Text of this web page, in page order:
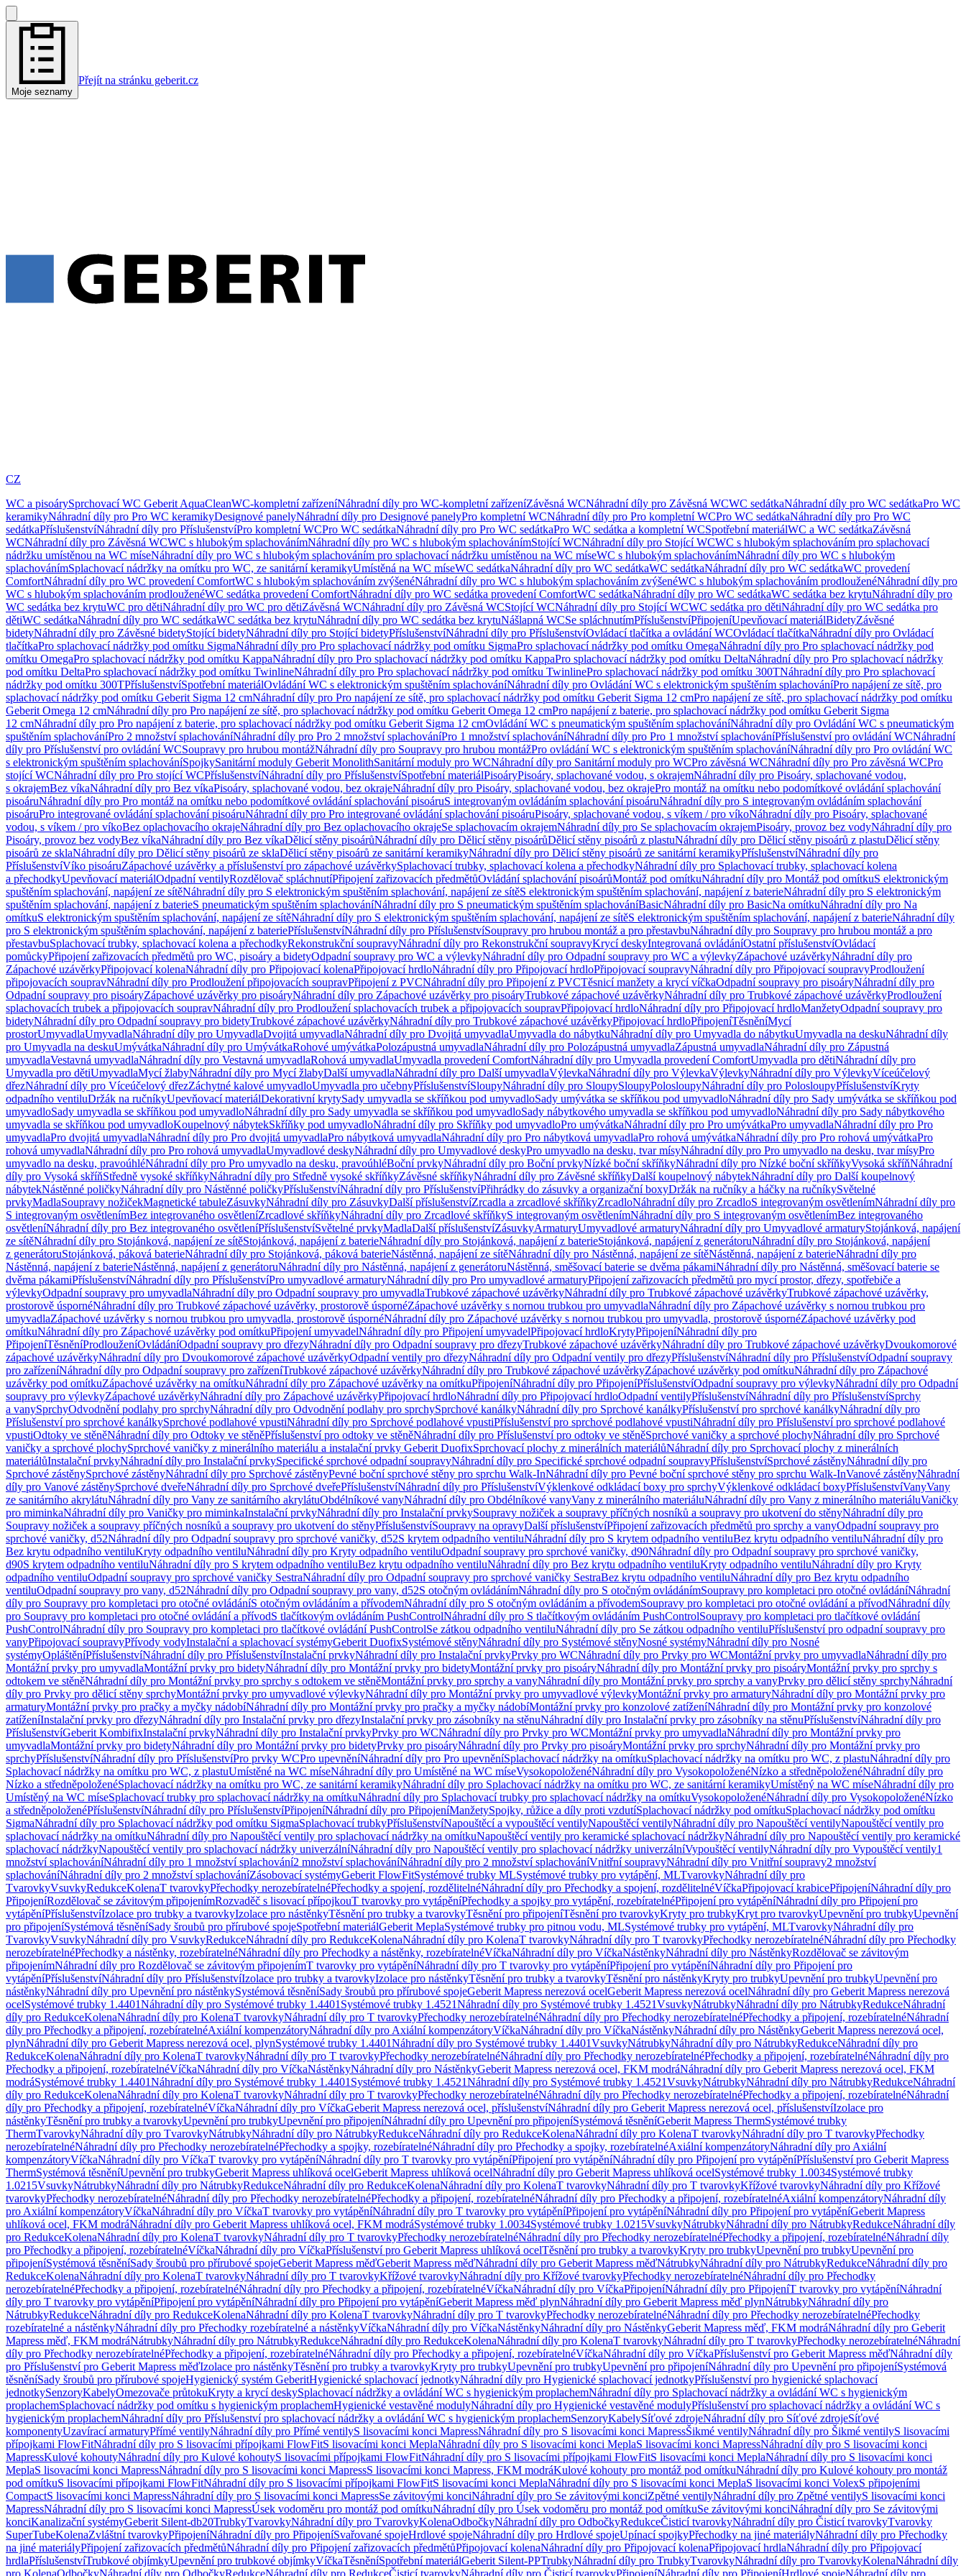
Moje seznamy
Přejít na stránku geberit.cz
CZ
WC a pisoárySprchovací WC Geberit AquaCleanWC-kompletní zařízeníNáhradní díly pro WC-kompletní zařízeníZávěsná WCNáhradní díly pro Závěsná WCWC sedátkaNáhradní díly pro WC sedátkaPro WC
keramikyNáhradní díly pro Pro WC keramikyDesignové panelyNáhradní díly pro Designové panelyPro kompletní WCNáhradní díly pro Pro kompletní WCPro WC sedátkaNáhradní díly pro Pro WC
sedátkaPříslušenstvíNáhradní díly pro PříslušenstvíPro kompletní WCPro WC sedátkaNáhradní díly pro Pro WC sedátkaPro WC sedátka a kompletní WCSpotřební materiálWC a WC sedátkaZávěsná
WCNáhradní díly pro Závěsná WCWC s hlubokým splachovánímNáhradní díly pro WC s hlubokým splachovánímStojící WCNáhradní díly pro Stojící WCWC s hlubokým splachováním pro splachovací
nádržku umístěnou na WC míseNáhradní díly pro WC s hlubokým splachováním pro splachovací nádržku umístěnou na WC míseWC s hlubokým splachovánímNáhradní díly pro WC s hlubokým
splachovánímSplachovací nádržky na omítku pro WC, ze sanitární keramikyUmístěná na WC míseWC sedátkaNáhradní díly pro WC sedátkaWC sedátkaNáhradní díly pro WC sedátkaWC provedení
ComfortNáhradní díly pro WC provedení ComfortWC s hlubokým splachováním zvýšenéNáhradní díly pro WC s hlubokým splachováním zvýšenéWC s hlubokým splachováním prodlouženéNáhradní díly pro
WC s hlubokým splachováním prodlouženéWC sedátka provedení ComfortNáhradní díly pro WC sedátka provedení ComfortWC sedátkaNáhradní díly pro WC sedátkaWC sedátka bez krytuNáhradní díly pro
WC sedátka bez krytuWC pro dětiNáhradní díly pro WC pro dětiZávěsná WCNáhradní díly pro Závěsná WCStojící WCNáhradní díly pro Stojící WCWC sedátka pro dětiNáhradní díly pro WC sedátka pro
dětiWC sedátkaNáhradní díly pro WC sedátkaWC sedátka bez krytuNáhradní díly pro WC sedátka bez krytuNášlapná WCSe spláchnutímPříslušenstvíPřipojeníUpevňovací materiálBidetyZávěsné
bidetyNáhradní díly pro Závěsné bidetyStojící bidetyNáhradní díly pro Stojící bidetyPříslušenstvíNáhradní díly pro PříslušenstvíOvládací tlačítka a ovládání WCOvládací tlačítkaNáhradní díly pro Ovládací
tlačítkaPro splachovací nádržky pod omítku SigmaNáhradní díly pro Pro splachovací nádržky pod omítku SigmaPro splachovací nádržky pod omítku OmegaNáhradní díly pro Pro splachovací nádržky pod
omítku OmegaPro splachovací nádržky pod omítku KappaNáhradní díly pro Pro splachovací nádržky pod omítku KappaPro splachovací nádržky pod omítku DeltaNáhradní díly pro Pro splachovací nádržky
pod omítku DeltaPro splachovací nádržky pod omítku TwinlineNáhradní díly pro Pro splachovací nádržky pod omítku TwinlinePro splachovací nádržky pod omítku 300TNáhradní díly pro Pro splachovací
nádržky pod omítku 300TPříslušenstvíSpotřební materiálOvládání WC s elektronickým spuštěním splachováníNáhradní díly pro Ovládání WC s elektronickým spuštěním splachováníPro napájení ze sítě, pro
splachovací nádržky pod omítku Geberit Sigma 12 cmNáhradní díly pro Pro napájení ze sítě, pro splachovací nádržky pod omítku Geberit Sigma 12 cmPro napájení ze sítě, pro splachovací nádržky pod omítku
Geberit Omega 12 cmNáhradní díly pro Pro napájení ze sítě, pro splachovací nádržky pod omítku Geberit Omega 12 cmPro napájení z baterie, pro splachovací nádržky pod omítku Geberit Sigma
12 cmNáhradní díly pro Pro napájení z baterie, pro splachovací nádržky pod omítku Geberit Sigma 12 cmOvládání WC s pneumatickým spuštěním splachováníNáhradní díly pro Ovládání WC s pneumatickým
spuštěním splachováníPro 2 množství splachováníNáhradní díly pro Pro 2 množství splachováníPro 1 množství splachováníNáhradní díly pro Pro 1 množství splachováníPříslušenství pro ovládání WCNáhradní
díly pro Příslušenství pro ovládání WCSoupravy pro hrubou montážNáhradní díly pro Soupravy pro hrubou montážPro ovládání WC s elektronickým spuštěním splachováníNáhradní díly pro Pro ovládání WC
s elektronickým spuštěním splachováníSpojkySanitární moduly Geberit MonolithSanitární moduly pro WCNáhradní díly pro Sanitární moduly pro WCPro závěsná WCNáhradní díly pro Pro závěsná WCPro
stojící WCNáhradní díly pro Pro stojící WCPříslušenstvíNáhradní díly pro PříslušenstvíSpotřební materiálPisoáryPisoáry, splachované vodou, s okrajemNáhradní díly pro Pisoáry, splachované vodou,
s okrajemBez víkaNáhradní díly pro Bez víkaPisoáry, splachované vodou, bez okrajeNáhradní díly pro Pisoáry, splachované vodou, bez okrajePro montáž na omítku nebo podomítkové ovládání splachování
pisoáruNáhradní díly pro Pro montáž na omítku nebo podomítkové ovládání splachování pisoáruS integrovaným ovládáním splachování pisoáruNáhradní díly pro S integrovaným ovládáním splachování
pisoáruPro integrované ovládání splachování pisoáruNáhradní díly pro Pro integrované ovládání splachování pisoáruPisoáry, splachované vodou, s víkem / pro víkoNáhradní díly pro Pisoáry, splachované
vodou, s víkem / pro víkoBez oplachovacího okrajeNáhradní díly pro Bez oplachovacího okrajeSe splachovacím okrajemNáhradní díly pro Se splachovacím okrajemPisoáry, provoz bez vodyNáhradní díly pro
Pisoáry, provoz bez vodyBez víkaNáhradní díly pro Bez víkaDělicí stěny pisoárůNáhradní díly pro Dělicí stěny pisoárůDělicí stěny pisoárů z plastuNáhradní díly pro Dělicí stěny pisoárů z plastuDělicí stěny
pisoárů ze sklaNáhradní díly pro Dělicí stěny pisoárů ze sklaDělicí stěny pisoárů ze sanitární keramikyNáhradní díly pro Dělicí stěny pisoárů ze sanitární keramikyPříslušenstvíNáhradní díly pro
PříslušenstvíVíko pisoáruZápachové uzávěrky a příslušenství pro zápachové uzávěrkySplachovací trubky, splachovací kolena a přechodkyNáhradní díly pro Splachovací trubky, splachovací kolena
a přechodkyUpevňovací materiálOdpadní ventilyRozdělovač spláchnutíPřipojení zařizovacích předmětůOvládání splachování pisoárůMontáž pod omítkuNáhradní díly pro Montáž pod omítkuS elektronickým
spuštěním splachování, napájení ze sítěNáhradní díly pro S elektronickým spuštěním splachování, napájení ze sítěS elektronickým spuštěním splachování, napájení z baterieNáhradní díly pro S elektronickým
spuštěním splachování, napájení z baterieS pneumatickým spuštěním splachováníNáhradní díly pro S pneumatickým spuštěním splachováníBasicNáhradní díly pro BasicNa omítkuNáhradní díly pro Na
omítkuS elektronickým spuštěním splachování, napájení ze sítěNáhradní díly pro S elektronickým spuštěním splachování, napájení ze sítěS elektronickým spuštěním splachování, napájení z baterieNáhradní díly
pro S elektronickým spuštěním splachování, napájení z bateriePříslušenstvíNáhradní díly pro PříslušenstvíSoupravy pro hrubou montáž a pro přestavbuNáhradní díly pro Soupravy pro hrubou montáž a pro
přestavbuSplachovací trubky, splachovací kolena a přechodkyRekonstrukční soupravyNáhradní díly pro Rekonstrukční soupravyKrycí deskyIntegrovaná ovládáníOstatní příslušenstvíOvládací
pomůckyPřipojení zařizovacích předmětů pro WC, pisoáry a bidetyOdpadní soupravy pro WC a výlevkyNáhradní díly pro Odpadní soupravy pro WC a výlevkyZápachové uzávěrkyNáhradní díly pro
Zápachové uzávěrkyPřipojovací kolenaNáhradní díly pro Připojovací kolenaPřipojovací hrdloNáhradní díly pro Připojovací hrdloPřipojovací soupravyNáhradní díly pro Připojovací soupravyProdloužení
připojovacích soupravNáhradní díly pro Prodloužení připojovacích soupravPřipojení z PVCNáhradní díly pro Připojení z PVCTěsnicí manžety a krycí víčkaOdpadní soupravy pro pisoáryNáhradní díly pro
Odpadní soupravy pro pisoáryZápachové uzávěrky pro pisoáryNáhradní díly pro Zápachové uzávěrky pro pisoáryTrubkové zápachové uzávěrkyNáhradní díly pro Trubkové zápachové uzávěrkyProdloužení
splachovacích trubek a připojovacích soupravNáhradní díly pro Prodloužení splachovacích trubek a připojovacích soupravPřipojovací hrdloNáhradní díly pro Připojovací hrdloManžetyOdpadní soupravy pro
bidetyNáhradní díly pro Odpadní soupravy pro bidetyTrubkové zápachové uzávěrkyNáhradní díly pro Trubkové zápachové uzávěrkyPřipojovací hrdloPřipojeníTěsněníMycí
prostorUmyvadlaUmyvadlaNáhradní díly pro UmyvadlaDvojitá umyvadlaNáhradní díly pro Dvojitá umyvadlaUmyvadla do nábytkuNáhradní díly pro Umyvadla do nábytkuUmyvadla na deskuNáhradní díly
pro Umyvadla na deskuUmývátkaNáhradní díly pro UmývátkaRohové umývátkaPolozápustná umyvadlaNáhradní díly pro Polozápustná umyvadlaZápustná umyvadlaNáhradní díly pro Zápustná
umyvadlaVestavná umyvadlaNáhradní díly pro Vestavná umyvadlaRohová umyvadlaUmyvadla provedení ComfortNáhradní díly pro Umyvadla provedení ComfortUmyvadla pro dětiNáhradní díly pro
Umyvadla pro dětiUmyvadlaMycí žlabyNáhradní díly pro Mycí žlabyDalší umyvadlaNáhradní díly pro Další umyvadlaVýlevkaNáhradní díly pro VýlevkaVýlevkyNáhradní díly pro VýlevkyVíceúčelový
dřezNáhradní díly pro Víceúčelový dřezZáchytné kalové umyvadloUmyvadla pro učebnyPříslušenstvíSloupyNáhradní díly pro SloupySloupyPolosloupyNáhradní díly pro PolosloupyPříslušenstvíKryty
odpadního ventiluDržák na ručníkyUpevňovací materiálDekorativní krytySady umyvadla se skříňkou pod umyvadloSady umývátka se skříňkou pod umyvadloNáhradní díly pro Sady umývátka se skříňkou pod
umyvadloSady umyvadla se skříňkou pod umyvadloNáhradní díly pro Sady umyvadla se skříňkou pod umyvadloSady nábytkového umyvadla se skříňkou pod umyvadloNáhradní díly pro Sady nábytkového
umyvadla se skříňkou pod umyvadloKoupelnový nábytekSkříňky pod umyvadloNáhradní díly pro Skříňky pod umyvadloPro umývátkaNáhradní díly pro Pro umývátkaPro umyvadlaNáhradní díly pro Pro
umyvadlaPro dvojitá umyvadlaNáhradní díly pro Pro dvojitá umyvadlaPro nábytková umyvadlaNáhradní díly pro Pro nábytková umyvadlaPro rohová umývátkaNáhradní díly pro Pro rohová umývátkaPro
rohová umyvadlaNáhradní díly pro Pro rohová umyvadlaUmyvadlové deskyNáhradní díly pro Umyvadlové deskyPro umyvadlo na desku, tvar mísyNáhradní díly pro Pro umyvadlo na desku, tvar mísyPro
umyvadlo na desku, pravoúhléNáhradní díly pro Pro umyvadlo na desku, pravoúhléBoční prvkyNáhradní díly pro Boční prvkyNízké boční skříňkyNáhradní díly pro Nízké boční skříňkyVysoká skříňNáhradní
díly pro Vysoká skříňStředně vysoké skříňkyNáhradní díly pro Středně vysoké skříňkyZávěsné skříňkyNáhradní díly pro Závěsné skříňkyDalší koupelnový nábytekNáhradní díly pro Další koupelnový
nábytekNástěnné poličkyNáhradní díly pro Nástěnné poličkyPříslušenstvíNáhradní díly pro PříslušenstvíPřihrádky do zásuvky a organizační boxyDržák na ručníky a háčky na ručníkySvětelné
prvkyMadlaSoupravy nožičekMagnetické tabuleZásuvkyNáhradní díly pro ZásuvkyDalší příslušenstvíZrcadla a zrcadlové skříňkyZrcadloNáhradní díly pro ZrcadloS integrovaným osvětlenímNáhradní díly pro
S integrovaným osvětlenímBez integrovaného osvětleníZrcadlové skříňkyNáhradní díly pro Zrcadlové skříňkyS integrovaným osvětlenímNáhradní díly pro S integrovaným osvětlenímBez integrovaného
osvětleníNáhradní díly pro Bez integrovaného osvětleníPříslušenstvíSvětelné prvkyMadlaDalší příslušenstvíZásuvkyArmaturyUmyvadlové armaturyNáhradní díly pro Umyvadlové armaturyStojánková, napájení
ze sítěNáhradní díly pro Stojánková, napájení ze sítěStojánková, napájení z baterieNáhradní díly pro Stojánková, napájení z baterieStojánková, napájení z generátoruNáhradní díly pro Stojánková, napájení
z generátoruStojánková, páková baterieNáhradní díly pro Stojánková, páková baterieNástěnná, napájení ze sítěNáhradní díly pro Nástěnná, napájení ze sítěNástěnná, napájení z baterieNáhradní díly pro
Nástěnná, napájení z baterieNástěnná, napájení z generátoruNáhradní díly pro Nástěnná, napájení z generátoruNástěnná, směšovací baterie se dvěma pákamiNáhradní díly pro Nástěnná, směšovací baterie se
dvěma pákamiPříslušenstvíNáhradní díly pro PříslušenstvíPro umyvadlové armaturyNáhradní díly pro Pro umyvadlové armaturyPřipojení zařizovacích předmětů pro mycí prostor, dřezy, spotřebiče a
výlevkyOdpadní soupravy pro umyvadlaNáhradní díly pro Odpadní soupravy pro umyvadlaTrubkové zápachové uzávěrkyNáhradní díly pro Trubkové zápachové uzávěrkyTrubkové zápachové uzávěrky,
prostorově úspornéNáhradní díly pro Trubkové zápachové uzávěrky, prostorově úspornéZápachové uzávěrky s nornou trubkou pro umyvadlaNáhradní díly pro Zápachové uzávěrky s nornou trubkou pro
umyvadlaZápachové uzávěrky s nornou trubkou pro umyvadla, prostorově úspornéNáhradní díly pro Zápachové uzávěrky s nornou trubkou pro umyvadla, prostorově úspornéZápachové uzávěrky pod
omítkuNáhradní díly pro Zápachové uzávěrky pod omítkuPřipojení umyvadelNáhradní díly pro Připojení umyvadelPřipojovací hrdloKrytyPřipojeníNáhradní díly pro
PřipojeníTěsněníProdlouženíOvládáníOdpadní soupravy pro dřezyNáhradní díly pro Odpadní soupravy pro dřezyTrubkové zápachové uzávěrkyNáhradní díly pro Trubkové zápachové uzávěrkyDvoukomorové
zápachové uzávěrkyNáhradní díly pro Dvoukomorové zápachové uzávěrkyOdpadní ventily pro dřezyNáhradní díly pro Odpadní ventily pro dřezyPříslušenstvíNáhradní díly pro PříslušenstvíOdpadní soupravy
pro zařízeníNáhradní díly pro Odpadní soupravy pro zařízeníTrubkové zápachové uzávěrkyNáhradní díly pro Trubkové zápachové uzávěrkyZápachové uzávěrky pod omítkuNáhradní díly pro Zápachové
uzávěrky pod omítkuZápachové uzávěrky na omítkuNáhradní díly pro Zápachové uzávěrky na omítkuPřipojeníNáhradní díly pro PřipojeníPříslušenstvíOdpadní soupravy pro výlevkyNáhradní díly pro Odpadní
soupravy pro výlevkyZápachové uzávěrkyNáhradní díly pro Zápachové uzávěrkyPřipojovací hrdloNáhradní díly pro Připojovací hrdloOdpadní ventilyPříslušenstvíNáhradní díly pro PříslušenstvíSprchy
a vanySprchyOdvodnění podlahy pro sprchyNáhradní díly pro Odvodnění podlahy pro sprchySprchové kanálkyNáhradní díly pro Sprchové kanálkyPříslušenství pro sprchové kanálkyNáhradní díly pro
Příslušenství pro sprchové kanálkySprchové podlahové vpustiNáhradní díly pro Sprchové podlahové vpustiPříslušenství pro sprchové podlahové vpustiNáhradní díly pro Příslušenství pro sprchové podlahové
vpustiOdtoky ve stěněNáhradní díly pro Odtoky ve stěněPříslušenství pro odtoky ve stěněNáhradní díly pro Příslušenství pro odtoky ve stěněSprchové vaničky a sprchové plochyNáhradní díly pro Sprchové
vaničky a sprchové plochySprchové vaničky z minerálního materiálu a instalační prvky Geberit DuofixSprchovací plochy z minerálních materiálůNáhradní díly pro Sprchovací plochy z minerálních
materiálůInstalační prvkyNáhradní díly pro Instalační prvkySpecifické sprchové odpadní soupravyNáhradní díly pro Specifické sprchové odpadní soupravyPříslušenstvíSprchové zástěnyNáhradní díly pro
Sprchové zástěnySprchové zástěnyNáhradní díly pro Sprchové zástěnyPevné boční sprchové stěny pro sprchu Walk-InNáhradní díly pro Pevné boční sprchové stěny pro sprchu Walk-InVanové zástěnyNáhradní
díly pro Vanové zástěnySprchové dveřeNáhradní díly pro Sprchové dveřePříslušenstvíNáhradní díly pro PříslušenstvíVýklenkové odkládací boxy pro sprchyVýklenkové odkládací boxyPříslušenstvíVanyVany
ze sanitárního akrylátuNáhradní díly pro Vany ze sanitárního akrylátuObdélníkové vanyNáhradní díly pro Obdélníkové vanyVany z minerálního materiáluNáhradní díly pro Vany z minerálního materiáluVaničky
pro miminkaNáhradní díly pro Vaničky pro miminkaInstalační prvkyNáhradní díly pro Instalační prvkySoupravy nožiček a soupravy příčných nosníků a soupravy pro ukotvení do stěnyNáhradní díly pro
Soupravy nožiček a soupravy příčných nosníků a soupravy pro ukotvení do stěnyPříslušenstvíSoupravy na opravyDalší příslušenstvíPřipojení zařizovacích předmětů pro sprchy a vanyOdpadní soupravy pro
sprchové vaničky, d52Náhradní díly pro Odpadní soupravy pro sprchové vaničky, d52S krytem odpadního ventiluNáhradní díly pro S krytem odpadního ventiluBez krytu odpadního ventiluNáhradní díly pro
Bez krytu odpadního ventiluKryty odpadního ventiluNáhradní díly pro Kryty odpadního ventiluOdpadní soupravy pro sprchové vaničky, d90Náhradní díly pro Odpadní soupravy pro sprchové vaničky,
d90S krytem odpadního ventiluNáhradní díly pro S krytem odpadního ventiluBez krytu odpadního ventiluNáhradní díly pro Bez krytu odpadního ventiluKryty odpadního ventiluNáhradní díly pro Kryty
odpadního ventiluOdpadní soupravy pro sprchové vaničky SestraNáhradní díly pro Odpadní soupravy pro sprchové vaničky SestraBez krytu odpadního ventiluNáhradní díly pro Bez krytu odpadního
ventiluOdpadní soupravy pro vany, d52Náhradní díly pro Odpadní soupravy pro vany, d52S otočným ovládánímNáhradní díly pro S otočným ovládánímSoupravy pro kompletaci pro otočné ovládáníNáhradní
díly pro Soupravy pro kompletaci pro otočné ovládáníS otočným ovládáním a přívodemNáhradní díly pro S otočným ovládáním a přívodemSoupravy pro kompletaci pro otočné ovládání a přívodNáhradní díly
pro Soupravy pro kompletaci pro otočné ovládání a přívodS tlačítkovým ovládáním PushControlNáhradní díly pro S tlačítkovým ovládáním PushControlSoupravy pro kompletaci pro tlačítkové ovládání
PushControlNáhradní díly pro Soupravy pro kompletaci pro tlačítkové ovládání PushControlSe zátkou odpadního ventiluNáhradní díly pro Se zátkou odpadního ventiluPříslušenství pro odpadní soupravy pro
vanyPřipojovací soupravyPřívody vodyInstalační a splachovací systémyGeberit DuofixSystémové stěnyNáhradní díly pro Systémové stěnyNosné systémyNáhradní díly pro Nosné
systémyOpláštěníPříslušenstvíNáhradní díly pro PříslušenstvíInstalační prvkyNáhradní díly pro Instalační prvkyPrvky pro WCNáhradní díly pro Prvky pro WCMontážní prvky pro umyvadlaNáhradní díly pro
Montážní prvky pro umyvadlaMontážní prvky pro bidetyNáhradní díly pro Montážní prvky pro bidetyMontážní prvky pro pisoáryNáhradní díly pro Montážní prvky pro pisoáryMontážní prvky pro sprchy s
odtokem ve stěněNáhradní díly pro Montážní prvky pro sprchy s odtokem ve stěněMontážní prvky pro sprchy a vanyNáhradní díly pro Montážní prvky pro sprchy a vanyPrvky pro dělicí stěny sprchyNáhradní
díly pro Prvky pro dělicí stěny sprchyMontážní prvky pro umyvadlové výlevkyNáhradní díly pro Montážní prvky pro umyvadlové výlevkyMontážní prvky pro armaturyNáhradní díly pro Montážní prvky pro
armaturyMontážní prvky pro pračky a myčky nádobíNáhradní díly pro Montážní prvky pro pračky a myčky nádobíMontážní prvky pro konzolové zatíženíNáhradní díly pro Montážní prvky pro konzolové
zatíženíInstalační prvky pro dřezyNáhradní díly pro Instalační prvky pro dřezyInstalační prvky pro zásobníky na stěnuNáhradní díly pro Instalační prvky pro zásobníky na stěnuPříslušenstvíNáhradní díly pro
PříslušenstvíGeberit KombifixInstalační prvkyNáhradní díly pro Instalační prvkyPrvky pro WCNáhradní díly pro Prvky pro WCMontážní prvky pro umyvadlaNáhradní díly pro Montážní prvky pro
umyvadlaMontážní prvky pro bidetyNáhradní díly pro Montážní prvky pro bidetyPrvky pro pisoáryNáhradní díly pro Prvky pro pisoáryMontážní prvky pro sprchyNáhradní díly pro Montážní prvky pro
sprchyPříslušenstvíNáhradní díly pro PříslušenstvíPro prvky WCPro upevněníNáhradní díly pro Pro upevněníSplachovací nádržky na omítkuSplachovací nádržky na omítku pro WC, z plastuNáhradní díly pro
Splachovací nádržky na omítku pro WC, z plastuUmístěné na WC míseNáhradní díly pro Umístěné na WC míseVysokopoloženéNáhradní díly pro VysokopoloženéNízko a středněpoloženéNáhradní díly pro
Nízko a středněpoloženéSplachovací nádržky na omítku pro WC, ze sanitární keramikyNáhradní díly pro Splachovací nádržky na omítku pro WC, ze sanitární keramikyUmístěný na WC míseNáhradní díly pro
Umístěný na WC míseSplachovací trubky pro splachovací nádržky na omítkuNáhradní díly pro Splachovací trubky pro splachovací nádržky na omítkuVysokopoloženéNáhradní díly pro VysokopoloženéNízko
a středněpoloženéPříslušenstvíNáhradní díly pro PříslušenstvíPřipojeníNáhradní díly pro PřipojeníManžetySpojky, růžice a díly proti vzdutíSplachovací nádržky pod omítkuSplachovací nádržky pod omítku
SigmaNáhradní díly pro Splachovací nádržky pod omítku SigmaSplachovací trubkyPříslušenstvíNapouštěcí a vypouštěcí ventilyNapouštěcí ventilyNáhradní díly pro Napouštěcí ventilyNapouštěcí ventily pro
splachovací nádržky na omítkuNáhradní díly pro Napouštěcí ventily pro splachovací nádržky na omítkuNapouštěcí ventily pro keramické splachovací nádržkyNáhradní díly pro Napouštěcí ventily pro keramické
splachovací nádržkyNapouštěcí ventily pro splachovací nádržky univerzálníNáhradní díly pro Napouštěcí ventily pro splachovací nádržky univerzálníVypouštěcí ventilyNáhradní díly pro Vypouštěcí ventily1
množství splachováníNáhradní díly pro 1 množství splachování2 množství splachováníNáhradní díly pro 2 množství splachováníVnitřní soupravyNáhradní díly pro Vnitřní soupravy2 množství
splachováníNáhradní díly pro 2 množství splachováníZásobovací systémyGeberit FlowFitSystémové trubky MLSystémové trubky pro vytápění, MLTvarovkyNáhradní díly pro
TvarovkyVsuvkyRedukceKolenaT tvarovkyPřechodky nerozebíratelnéPřechodky a spojení, rozdělitelnéNáhradní díly pro Přechodky a spojení, rozdělitelnéVíčkaPřipojovací krabicePřipojeníNáhradní díly pro
PřipojeníRozdělovač se závitovým připojenímRozvaděč s lisovací přípojkouT tvarovky pro vytápěníPřechodky a spojky pro vytápění, rozebíratelnéPřipojení pro vytápěníNáhradní díly pro Připojení pro
vytápěníPříslušenstvíIzolace pro trubky a tvarovkyIzolace pro nástěnkyTěsnění pro trubky a tvarovkyTěsnění pro připojeníTěsnění pro tvarovkyKryty pro trubkyKryt pro tvarovkyUpevnění pro trubkyUpevnění
pro připojeníSystémová těsněníSady šroubů pro přírubové spojeSpotřební materiálGeberit MeplaSystémové trubky pro pitnou vodu, MLSystémové trubky pro vytápění, MLTvarovkyNáhradní díly pro
TvarovkyVsuvkyNáhradní díly pro VsuvkyRedukceNáhradní díly pro RedukceKolenaNáhradní díly pro KolenaT tvarovkyNáhradní díly pro T tvarovkyPřechodky nerozebíratelnéNáhradní díly pro Přechodky
nerozebíratelnéPřechodky a nástěnky, rozebíratelnéNáhradní díly pro Přechodky a nástěnky, rozebíratelnéVíčkaNáhradní díly pro VíčkaNástěnkyNáhradní díly pro NástěnkyRozdělovač se závitovým
připojenímNáhradní díly pro Rozdělovač se závitovým připojenímT tvarovky pro vytápěníNáhradní díly pro T tvarovky pro vytápěníPřipojení pro vytápěníNáhradní díly pro Připojení pro
vytápěníPříslušenstvíNáhradní díly pro PříslušenstvíIzolace pro trubky a tvarovkyIzolace pro nástěnkyTěsnění pro trubky a tvarovkyTěsnění pro nástěnkyKryty pro trubkyUpevnění pro trubkyUpevnění pro
nástěnkyNáhradní díly pro Upevnění pro nástěnkySystémová těsněníSady šroubů pro přírubové spojeGeberit Mapress nerezová ocelGeberit Mapress nerezová ocelNáhradní díly pro Geberit Mapress nerezová
ocelSystémové trubky 1.4401Náhradní díly pro Systémové trubky 1.4401 Systémové trubky 1.4521Náhradní díly pro Systémové trubky 1.4521VsuvkyNátrubkyNáhradní díly pro NátrubkyRedukceNáhradní
díly pro RedukceKolenaNáhradní díly pro KolenaT tvarovkyNáhradní díly pro T tvarovkyPřechodky nerozebíratelnéNáhradní díly pro Přechodky nerozebíratelnéPřechodky a připojení, rozebíratelnéNáhradní
díly pro Přechodky a připojení, rozebíratelnéAxiální kompenzátoryNáhradní díly pro Axiální kompenzátoryVíčkaNáhradní díly pro VíčkaNástěnkyNáhradní díly pro NástěnkyGeberit Mapress nerezová ocel,
plynNáhradní díly pro Geberit Mapress nerezová ocel, plynSystémové trubky 1.4401Náhradní díly pro Systémové trubky 1.4401VsuvkyNátrubkyNáhradní díly pro NátrubkyRedukceNáhradní díly pro
RedukceKolenaNáhradní díly pro KolenaT tvarovkyNáhradní díly pro T tvarovkyPřechodky nerozebíratelnéNáhradní díly pro Přechodky nerozebíratelnéPřechodky a připojení, rozebíratelnéNáhradní díly pro
Přechodky a připojení, rozebíratelnéVíčkaNáhradní díly pro VíčkaNástěnkyNáhradní díly pro NástěnkyGeberit Mapress nerezová ocel, FKM modráNáhradní díly pro Geberit Mapress nerezová ocel, FKM
modráSystémové trubky 1.4401Náhradní díly pro Systémové trubky 1.4401 Systémové trubky 1.4521Náhradní díly pro Systémové trubky 1.4521VsuvkyNátrubkyNáhradní díly pro NátrubkyRedukceNáhradní
díly pro RedukceKolenaNáhradní díly pro KolenaT tvarovkyNáhradní díly pro T tvarovkyPřechodky nerozebíratelnéNáhradní díly pro Přechodky nerozebíratelnéPřechodky a připojení, rozebíratelnéNáhradní
díly pro Přechodky a připojení, rozebíratelnéVíčkaNáhradní díly pro VíčkaGeberit Mapress nerezová ocel, příslušenstvíNáhradní díly pro Geberit Mapress nerezová ocel, příslušenstvíIzolace pro
nástěnkyTěsnění pro trubky a tvarovkyUpevnění pro trubkyUpevnění pro připojeníNáhradní díly pro Upevnění pro připojeníSystémová těsněníGeberit Mapress ThermSystémové trubky
ThermTvarovkyNáhradní díly pro TvarovkyNátrubkyNáhradní díly pro NátrubkyRedukceNáhradní díly pro RedukceKolenaNáhradní díly pro KolenaT tvarovkyNáhradní díly pro T tvarovkyPřechodky
nerozebíratelnéNáhradní díly pro Přechodky nerozebíratelnéPřechodky a spojky, rozebíratelnéNáhradní díly pro Přechodky a spojky, rozebíratelnéAxiální kompenzátoryNáhradní díly pro Axiální
kompenzátoryVíčkaNáhradní díly pro VíčkaT tvarovky pro vytápěníNáhradní díly pro T tvarovky pro vytápěníPřipojení pro vytápěníNáhradní díly pro Připojení pro vytápěníPříslušenství pro Geberit Mapress
ThermSystémová těsněníUpevnění pro trubkyGeberit Mapress uhlíková ocelGeberit Mapress uhlíková ocelNáhradní díly pro Geberit Mapress uhlíková ocelSystémové trubky 1.0034Systémové trubky
1.0215VsuvkyNátrubkyNáhradní díly pro NátrubkyRedukceNáhradní díly pro RedukceKolenaNáhradní díly pro KolenaT tvarovkyNáhradní díly pro T tvarovkyKřížové tvarovkyNáhradní díly pro Křížové
tvarovkyPřechodky nerozebíratelnéNáhradní díly pro Přechodky nerozebíratelnéPřechodky a připojení, rozebíratelnéNáhradní díly pro Přechodky a připojení, rozebíratelnéAxiální kompenzátoryNáhradní díly
pro Axiální kompenzátoryVíčkaNáhradní díly pro VíčkaT tvarovky pro vytápěníNáhradní díly pro T tvarovky pro vytápěníPřipojení pro vytápěníNáhradní díly pro Připojení pro vytápěníGeberit Mapress
uhlíková ocel, FKM modráNáhradní díly pro Geberit Mapress uhlíková ocel, FKM modráSystémové trubky 1.0034Systémové trubky 1.0215VsuvkyNátrubkyNáhradní díly pro NátrubkyRedukceNáhradní díly
pro RedukceKolenaNáhradní díly pro KolenaT tvarovkyNáhradní díly pro T tvarovkyPřechodky nerozebíratelnéNáhradní díly pro Přechodky nerozebíratelnéPřechodky a připojení, rozebíratelnéNáhradní díly
pro Přechodky a připojení, rozebíratelnéVíčkaNáhradní díly pro VíčkaPříslušenství pro Geberit Mapress uhlíková ocelTěsnění pro trubky a tvarovkyKryty pro trubkyUpevnění pro trubkyUpevnění pro
připojeníSystémová těsněníSady šroubů pro přírubové spojeGeberit Mapress měďGeberit Mapress měďNáhradní díly pro Geberit Mapress měďNátrubkyNáhradní díly pro NátrubkyRedukceNáhradní díly pro
RedukceKolenaNáhradní díly pro KolenaT tvarovkyNáhradní díly pro T tvarovkyKřížové tvarovkyNáhradní díly pro Křížové tvarovkyPřechodky nerozebíratelnéNáhradní díly pro Přechodky
nerozebíratelnéPřechodky a připojení, rozebíratelnéNáhradní díly pro Přechodky a připojení, rozebíratelnéVíčkaNáhradní díly pro VíčkaPřipojeníNáhradní díly pro PřipojeníT tvarovky pro vytápěníNáhradní
díly pro T tvarovky pro vytápěníPřipojení pro vytápěníNáhradní díly pro Připojení pro vytápěníGeberit Mapress měď plynNáhradní díly pro Geberit Mapress měď plynNátrubkyNáhradní díly pro
NátrubkyRedukceNáhradní díly pro RedukceKolenaNáhradní díly pro KolenaT tvarovkyNáhradní díly pro T tvarovkyPřechodky nerozebíratelnéNáhradní díly pro Přechodky nerozebíratelnéPřechodky
rozebíratelné a nástěnkyNáhradní díly pro Přechodky rozebíratelné a nástěnkyVíčkaNáhradní díly pro VíčkaNástěnkyNáhradní díly pro NástěnkyGeberit Mapress měď, FKM modráNáhradní díly pro Geberit
Mapress měď, FKM modráNátrubkyNáhradní díly pro NátrubkyRedukceNáhradní díly pro RedukceKolenaNáhradní díly pro KolenaT tvarovkyNáhradní díly pro T tvarovkyPřechodky nerozebíratelnéNáhradní
díly pro Přechodky nerozebíratelnéPřechodky a připojení, rozebíratelnéNáhradní díly pro Přechodky a připojení, rozebíratelnéVíčkaNáhradní díly pro VíčkaPříslušenství pro Geberit Mapress měďNáhradní díly
pro Příslušenství pro Geberit Mapress měďIzolace pro nástěnkyTěsnění pro trubky a tvarovkyKryty pro trubkyUpevnění pro trubkyUpevnění pro připojeníNáhradní díly pro Upevnění pro připojeníSystémová
těsněníSady šroubů pro přírubové spojeHygienický systém GeberitHygienické splachovací jednotkyNáhradní díly pro Hygienické splachovací jednotkyPříslušenství pro hygienické splachovací
jednotkySenzoryKabelyOmezovače průtokuKryty a krycí deskySplachovací nádržky a ovládání WC s hygienickým proplachemNáhradní díly pro Splachovací nádržky a ovládání WC s hygienickým
proplachemSplachovací nádržky pod omítku s hygienickým proplachemHygienické vestavěné modulyNáhradní díly pro Hygienické vestavěné modulyPříslušenství pro splachovací nádržky a ovládání WC s
hygienickým proplachemNáhradní díly pro Příslušenství pro splachovací nádržky a ovládání WC s hygienickým proplachemSenzoryKabelySíťové zdrojeNáhradní díly pro Síťové zdrojeSíťové
komponentyUzavírací armaturyPřímé ventilyNáhradní díly pro Přímé ventilyS lisovacími konci MapressNáhradní díly pro S lisovacími konci MapressŠikmé ventilyNáhradní díly pro Šikmé ventilyS lisovacími
přípojkami FlowFitNáhradní díly pro S lisovacími přípojkami FlowFitS lisovacími konci MeplaNáhradní díly pro S lisovacími konci MeplaS lisovacími konci MapressNáhradní díly pro S lisovacími konci
MapressKulové kohoutyNáhradní díly pro Kulové kohoutyS lisovacími přípojkami FlowFitNáhradní díly pro S lisovacími přípojkami FlowFitS lisovacími konci MeplaNáhradní díly pro S lisovacími konci
MeplaS lisovacími konci MapressNáhradní díly pro S lisovacími konci MapressS lisovacími konci Mapress, FKM modráKulové kohouty pro montáž pod omítkuNáhradní díly pro Kulové kohouty pro montáž
pod omítkuS lisovacími přípojkami FlowFitNáhradní díly pro S lisovacími přípojkami FlowFitS lisovacími konci MeplaNáhradní díly pro S lisovacími konci MeplaS lisovacími konci VolexS připojeními
CompactS lisovacími konci MapressNáhradní díly pro S lisovacími konci MapressSe závitovými konciNáhradní díly pro Se závitovými konciZpětné ventilyNáhradní díly pro Zpětné ventilyS lisovacími konci
MapressNáhradní díly pro S lisovacími konci MapressÚsek vodoměru pro montáž pod omítkuNáhradní díly pro Úsek vodoměru pro montáž pod omítkuSe závitovými konciNáhradní díly pro Se závitovými
konciKanalizační systémyGeberit Silent-db20TrubkyTvarovkyNáhradní díly pro TvarovkyKolenaOdbočkyNáhradní díly pro OdbočkyRedukceČisticí tvarovkyNáhradní díly pro Čisticí tvarovkyTvarovky
SuperTubeKolenaZvláštní tvarovkyPřipojeníNáhradní díly pro PřipojeníSvařované spojeHrdlové spojeNáhradní díly pro Hrdlové spojeUpínací spojkyPřechodky na jiné materiályNáhradní díly pro Přechodky
na jiné materiályPřipojení zařizovacích předmětůNáhradní díly pro Připojení zařizovacích předmětůPřipojovací kolenaNáhradní díly pro Připojovací kolenaPřipojovací hrdlaNáhradní díly pro Připojovací
hrdlaPříslušenstvíTrubkové objímkyUpevnění pro trubkové objímkyVíčkaTěsněníSpotřební materiálGeberit Silent-PPTrubkyNáhradní díly pro TrubkyTvarovkyNáhradní díly pro TvarovkyKolenaNáhradní díly
pro KolenaOdbočkyNáhradní díly pro OdbočkyRedukceNáhradní díly pro RedukceČisticí tvarovkyNáhradní díly pro Čisticí tvarovkyPřipojeníNáhradní díly pro PřipojeníHrdlové spojeNáhradní díly pro